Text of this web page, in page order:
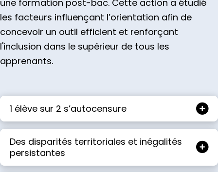
une formation post-bac. Cette action a étudié
les facteurs influençant l’orientation afin de
concevoir un outil efficient et renforçant
l'inclusion dans le supérieur de tous les
apprenants.
1 élève sur 2 s’autocensure
Des disparités territoriales et inégalités
persistantes